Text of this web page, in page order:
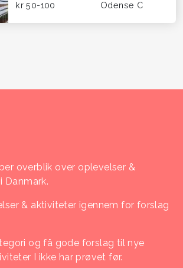
kr 50-100 Odense C
overblik over oplevelser &
Danmark.
& aktiviteter igennem for forslag
og få gode forslag til nye
I ikke har prøvet før.